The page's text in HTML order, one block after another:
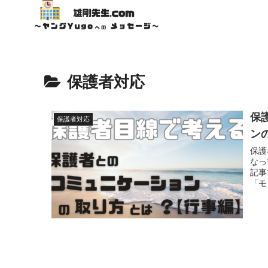
保護者対応
保護者対応
保
ン
保
な
記
「